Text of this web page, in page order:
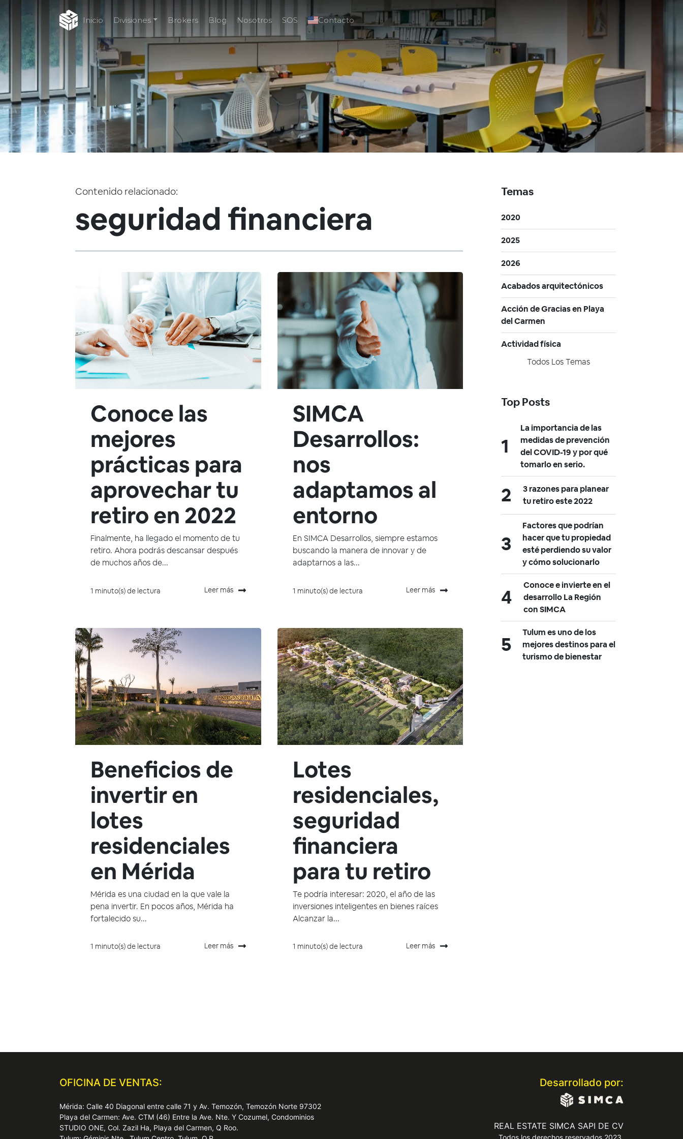
Inicio Divisiones Brokers Blog Nosotros SOS Contacto
Contenido relacionado:
seguridad financiera
Conoce las
mejores
prácticas para
aprovechar tu
retiro en 2022
Finalmente, ha llegado el momento de tu
retiro. Ahora podrás descansar después
de muchos años de...
1 minuto(s) de lectura Leer más
SIMCA
Desarrollos:
nos
adaptamos al
entorno
En SIMCA Desarrollos, siempre estamos
buscando la manera de innovar y de
adaptarnos a las...
1 minuto(s) de lectura Leer más
Beneficios de
invertir en
lotes
residenciales
en Mérida
Mérida es una ciudad en la que vale la
pena invertir. En pocos años, Mérida ha
fortalecido su...
1 minuto(s) de lectura Leer más
Lotes
residenciales,
seguridad
financiera
para tu retiro
Te podría interesar: 2020, el año de las
inversiones inteligentes en bienes raíces
Alcanzar la...
1 minuto(s) de lectura Leer más
Temas
2020
2025
2026
Acabados arquitectónicos
Acción de Gracias en Playa
del Carmen
Actividad física
Todos Los Temas
Top Posts
La importancia de las
medidas de prevención
del COVID-19 y por qué
tomarlo en serio.
3 razones para planear
tu retiro este 2022
Factores que podrían
hacer que tu propiedad
esté perdiendo su valor
y cómo solucionarlo
Conoce e invierte en el
desarrollo La Región
con SIMCA
Tulum es uno de los
mejores destinos para el
turismo de bienestar
OFICINA DE VENTAS:
Mérida: Calle 40 Diagonal entre calle 71 y Av. Temozón, Temozón Norte 97302
Playa del Carmen: Ave. CTM (46) Entre la Ave. Nte. Y Cozumel, Condominios
STUDIO ONE, Col. Zazil Ha, Playa del Carmen, Q Roo.
Desarrollado por:
REAL ESTATE SIMCA SAPI DE CV
Todos los derechos reservados 2023.